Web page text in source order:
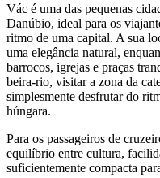
Vác é uma das pequenas
Danúbio, ideal para os
ritmo de uma capital. A sua
uma elegância natural,
barrocos, igrejas e praças
beira-rio, visitar a zona da
simplesmente desfrutar do
húngara.
Para os passageiros de
equilíbrio entre cultura,
suficientemente compacta